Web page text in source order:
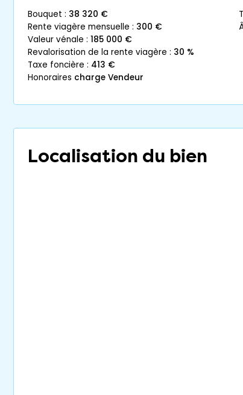
bouquet : 38 320 €
rente viagère mensuelle : 300 €
valeur vénale : 185 000 €
revalorisation de la rente viagère : 30 %
taxe foncière : 413 €
honoraires charge Vendeur
Localisation du bien